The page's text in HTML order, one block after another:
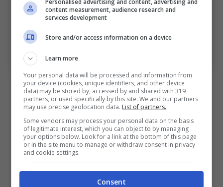
Image Sport)
L’asta per il giocatore: secondo
Di Marzio il Bologna è avanti
Su Cambiaghi sarebbe poi vivo
l’interessamento della neopromossaComo.
Per il ritorno in categoria i Lariani sarebbero
felici di affidare le chiavi dell’attacco a una
content measurement, audience research and
services development
Store and/or access information on a device
Learn more
Your personal data will be processed and information from
your device (cookies, unique identifiers, and other device
data) may be stored by, accessed by and shared with 319
partners, or used specifically by this site. We and our partners
may use precise geolocation data. List of partners.
Some vendors may process your personal data on the basis
of legitimate interest, which you can object to by managing
your options below. Look for a link at the bottom of this page
or in the site menu to manage or withdraw consent in privacy
and cookie settings.
Consent